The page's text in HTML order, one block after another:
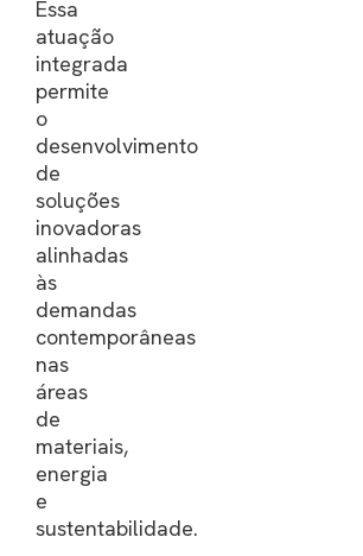
Essa
atuação
integrada
permite
o
desenvolvimento
de
soluções
inovadoras
alinhadas
às
demandas
contemporâneas
nas
áreas
de
materiais,
energia
e
sustentabilidade.